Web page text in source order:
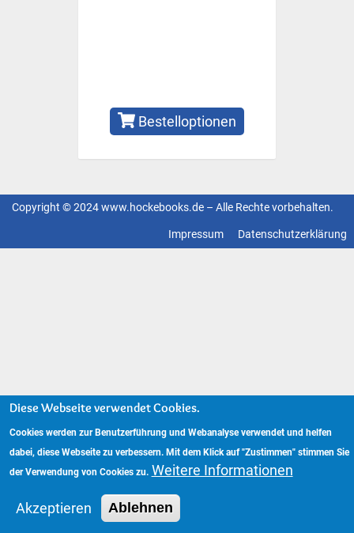
Bestelloptionen
Copyright © 2024 www.hockebooks.de – Alle Rechte vorbehalten.
Datenschutzerklärung
Impressum
Diese Webseite verwendet Cookies.
Cookies werden zur Benutzerführung und Webanalyse verwendet und helfen
dabei, diese Webseite zu verbessern. Mit dem Klick auf "Zustimmen" stimmen Sie
der Verwendung von Cookies zu. Weitere Informationen
Akzeptieren Ablehnen